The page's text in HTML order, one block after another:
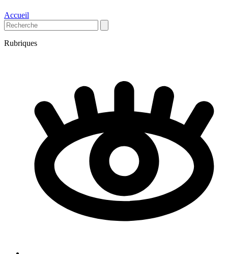
Accueil
Rubriques